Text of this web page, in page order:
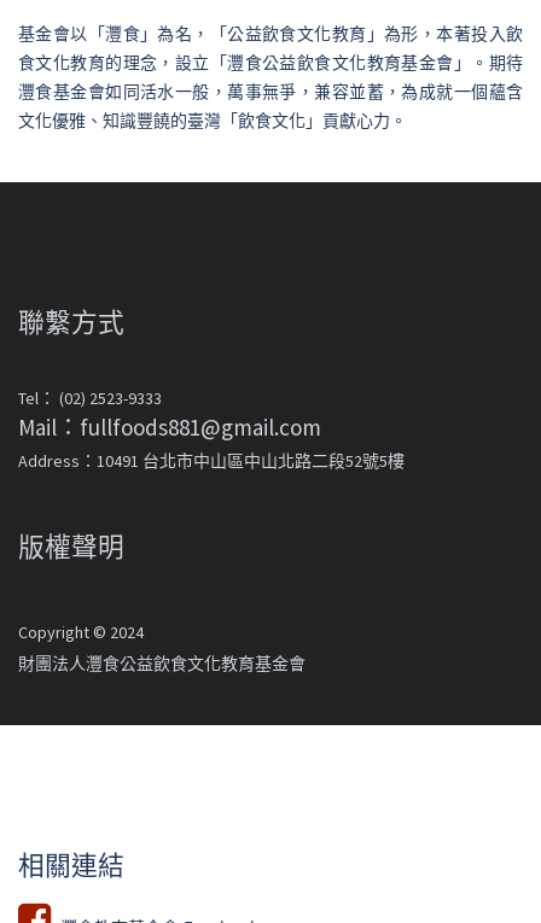
基金會以「灃食」為名，「公益飲食文化教育」為形，本著投入飲
食文化教育的理念，設立「灃食公益飲食文化教育基金會」。期待
灃食基金會如同活水一般，萬事無爭，兼容並蓄，為成就一個蘊含
文化優雅、知識豐饒的臺灣「飲食文化」貢獻心力。
聯繫方式
Tel： (02) 2523-9333
Mail：fullfoods881@gmail.com
Address：10491 台北市中山區中山北路二段52號5樓
版權聲明
Copyright © 2024
財團法人灃食公益飲食文化教育基金會
相關連結